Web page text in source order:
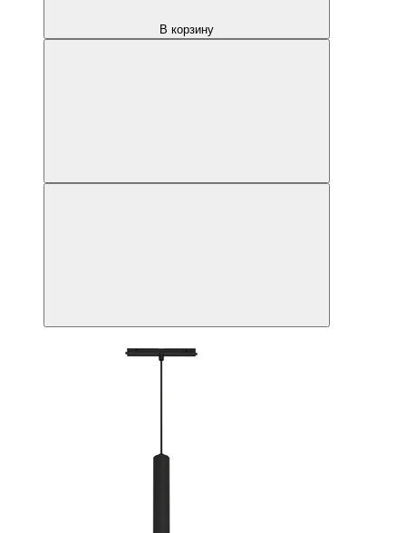
В корзину